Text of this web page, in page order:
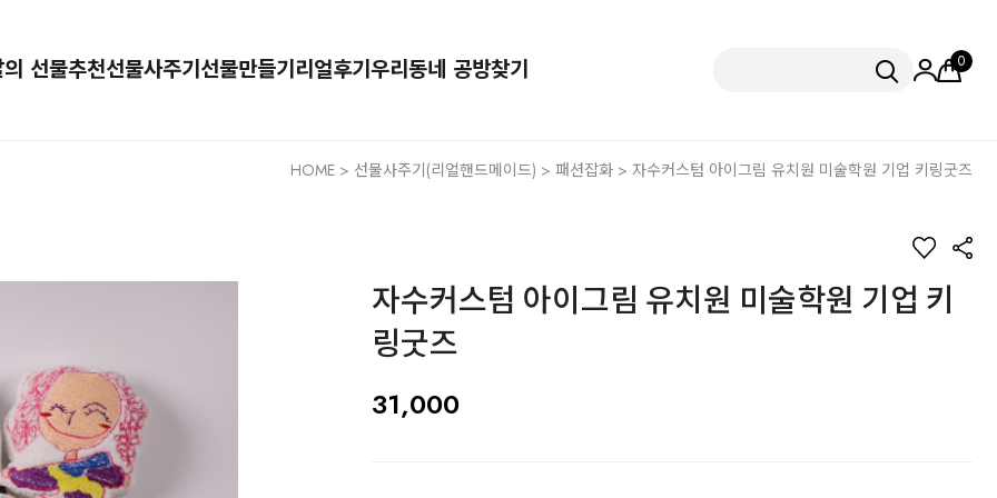
선물추천선물사주기 선물만들기 리얼후기 우리동네 공방찾기 0
HOME > 선물사주기(리얼핸드메이드) > 패션잡화 > 자수커스텀 아이그림 유치원 미술학원 기업 키링굿즈
자수커스텀 아이그림 유치원 미술학원 기업 키
링굿즈
31,000